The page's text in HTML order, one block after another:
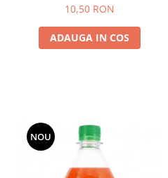
10,50 RON
ADAUGA IN COS
NOU